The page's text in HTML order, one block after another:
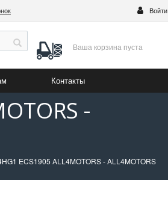
Войти
Ваша корзина пуста
Контакты
-
ECS1905 ALL4MOTORS - ALL4MOTORS